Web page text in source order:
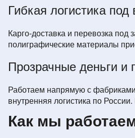
Гибкая логистика
Карго-доставка и перевозка
полиграфические материалы
Прозрачные деньги и
Работаем напрямую с
внутренняя логистика по
Как мы